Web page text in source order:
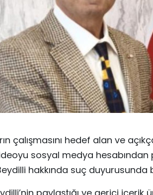
çalışmasını hedef alan ve
sosyal medya hesabından
hakkında suç duyurusunda